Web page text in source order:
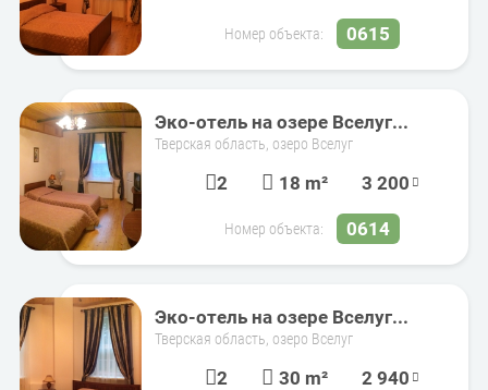
Номер объекта: 0615
Эко-отель на озере Вселуг...
Тверская область, озеро Вселуг
2 18 m² 3 200
Номер объекта: 0614
Эко-отель на озере Вселуг...
Тверская область, озеро Вселуг
2 30 m² 2 940